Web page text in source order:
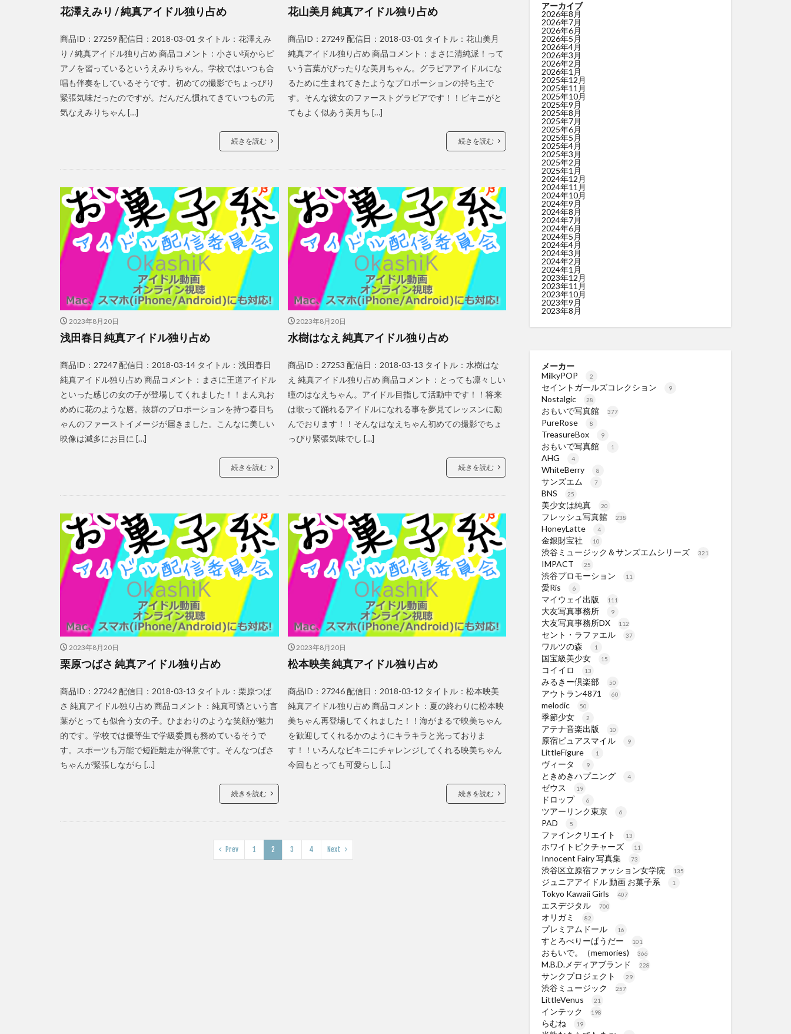
花澤えみり / 純真アイドル独り占め
商品ID：27259 配信日：2018-03-01 タイトル：花澤えみ
り / 純真アイドル独り占め 商品コメント：小さい頃からピ
アノを習っているというえみりちゃん。学校ではいつも合
唱も伴奏をしているそうです。初めての撮影でちょっぴり
緊張気味だったのですが。だんだん慣れてきていつもの元
気なえみりちゃん […]
続きを読む
花山美月 純真アイドル独り占め
商品ID：27249 配信日：2018-03-01 タイトル：花山美月
純真アイドル独り占め 商品コメント：まさに清純派！って
いう言葉がぴったりな美月ちゃん。グラビアアイドルにな
るために生まれてきたようなプロポーションの持ち主で
す。そんな彼女のファーストグラビアです！！ビキニがと
てもよく似あう美月ち […]
続きを読む
2023年8月20日
浅田春日 純真アイドル独り占め
商品ID：27247 配信日：2018-03-14 タイトル：浅田春日
純真アイドル独り占め 商品コメント：まさに王道アイドル
といった感じの女の子が登場してくれました！！まん丸お
めめに花のような唇。抜群のプロポーションを持つ春日ち
ゃんのファーストイメージが届きました。こんなに美しい
映像は滅多にお目に […]
続きを読む
2023年8月20日
水樹はなえ 純真アイドル独り占め
商品ID：27253 配信日：2018-03-13 タイトル：水樹はな
え 純真アイドル独り占め 商品コメント：とっても凛々しい
瞳のはなえちゃん。アイドル目指して活動中です！！将来
は歌って踊れるアイドルになれる事を夢見てレッスンに励
んでおります！！そんなはなえちゃん初めての撮影でちょ
っぴり緊張気味でし […]
続きを読む
2023年8月20日
栗原つばさ 純真アイドル独り占め
商品ID：27242 配信日：2018-03-13 タイトル：栗原つば
さ 純真アイドル独り占め 商品コメント：純真可憐という言
葉がとっても似合う女の子。ひまわりのような笑顔が魅力
的です。学校では優等生で学級委員も務めているそうで
す。スポーツも万能で短距離走が得意です。そんなつばさ
ちゃんが緊張しながら […]
続きを読む
2023年8月20日
松本映美 純真アイドル独り占め
商品ID：27246 配信日：2018-03-12 タイトル：松本映美
純真アイドル独り占め 商品コメント：夏の終わりに松本映
美ちゃん再登場してくれました！！海がまるで映美ちゃん
を歓迎してくれるかのようにキラキラと光っておりま
す！！いろんなビキニにチャレンジしてくれる映美ちゃん
今回もとっても可愛らし […]
続きを読む
Prev 1 2 3 4 Next
アーカイブ
2026年8月
2026年7月
2026年6月
2026年5月
2026年4月
2026年3月
2026年2月
2026年1月
2025年12月
2025年11月
2025年10月
2025年9月
2025年8月
2025年7月
2025年6月
2025年5月
2025年4月
2025年3月
2025年2月
2025年1月
2024年12月
2024年11月
2024年10月
2024年9月
2024年8月
2024年7月
2024年6月
2024年5月
2024年4月
2024年3月
2024年2月
2024年1月
2023年12月
2023年11月
2023年10月
2023年9月
2023年8月
メーカー
MilkyPOP
2
セイントガールズコレクション 9
Nostalgic 28
おもいで写真館 377
PureRose 8
TreasureBox 9
おもいで写真館 1
AHG 4
WhiteBerry 8
サンズエム 7
BNS 25
美少女は純真 20
フレッシュ写真館 238
HoneyLatte 4
金銀財宝社 10
渋谷ミュージック＆サンズエムシリーズ 321
IMPACT 25
渋谷プロモーション 11
愛Ris 6
マイウェイ出版 111
大友写真事務所 9
大友写真事務所DX 112
セント・ラファエル 37
ワルツの森 1
国宝級美少女 15
コイイロ 13
みるきー倶楽部 50
アウトラン4871 60
melodic 50
季節少女 2
アテナ音楽出版 10
原宿ピュアスマイル 9
LittleFigure 1
ヴィータ 9
ときめきハプニング 4
ゼウス 19
ドロップ 6
ツアーリンク東京 6
PAD 5
ファインクリエイト 13
ホワイトピクチャーズ 11
Innocent Fairy 写真集 73
渋谷区立原宿ファッション女学院 135
ジュニアアイドル 動画 お菓子系 1
Tokyo Kawaii Girls 407
エスデジタル 700
オリガミ 82
プレミアムドール 16
すとろべりーぱうだー 101
おもいで。（memories) 366
M.B.D.メディアブランド 228
サンクプロジェクト 29
渋谷ミュージック 257
LittleVenus 21
インテック 198
らむね 19